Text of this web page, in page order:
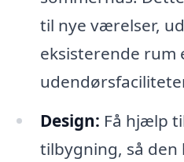
til nye værelser,
eksisterende rum
Design: Få hjælp
tilbygning, så